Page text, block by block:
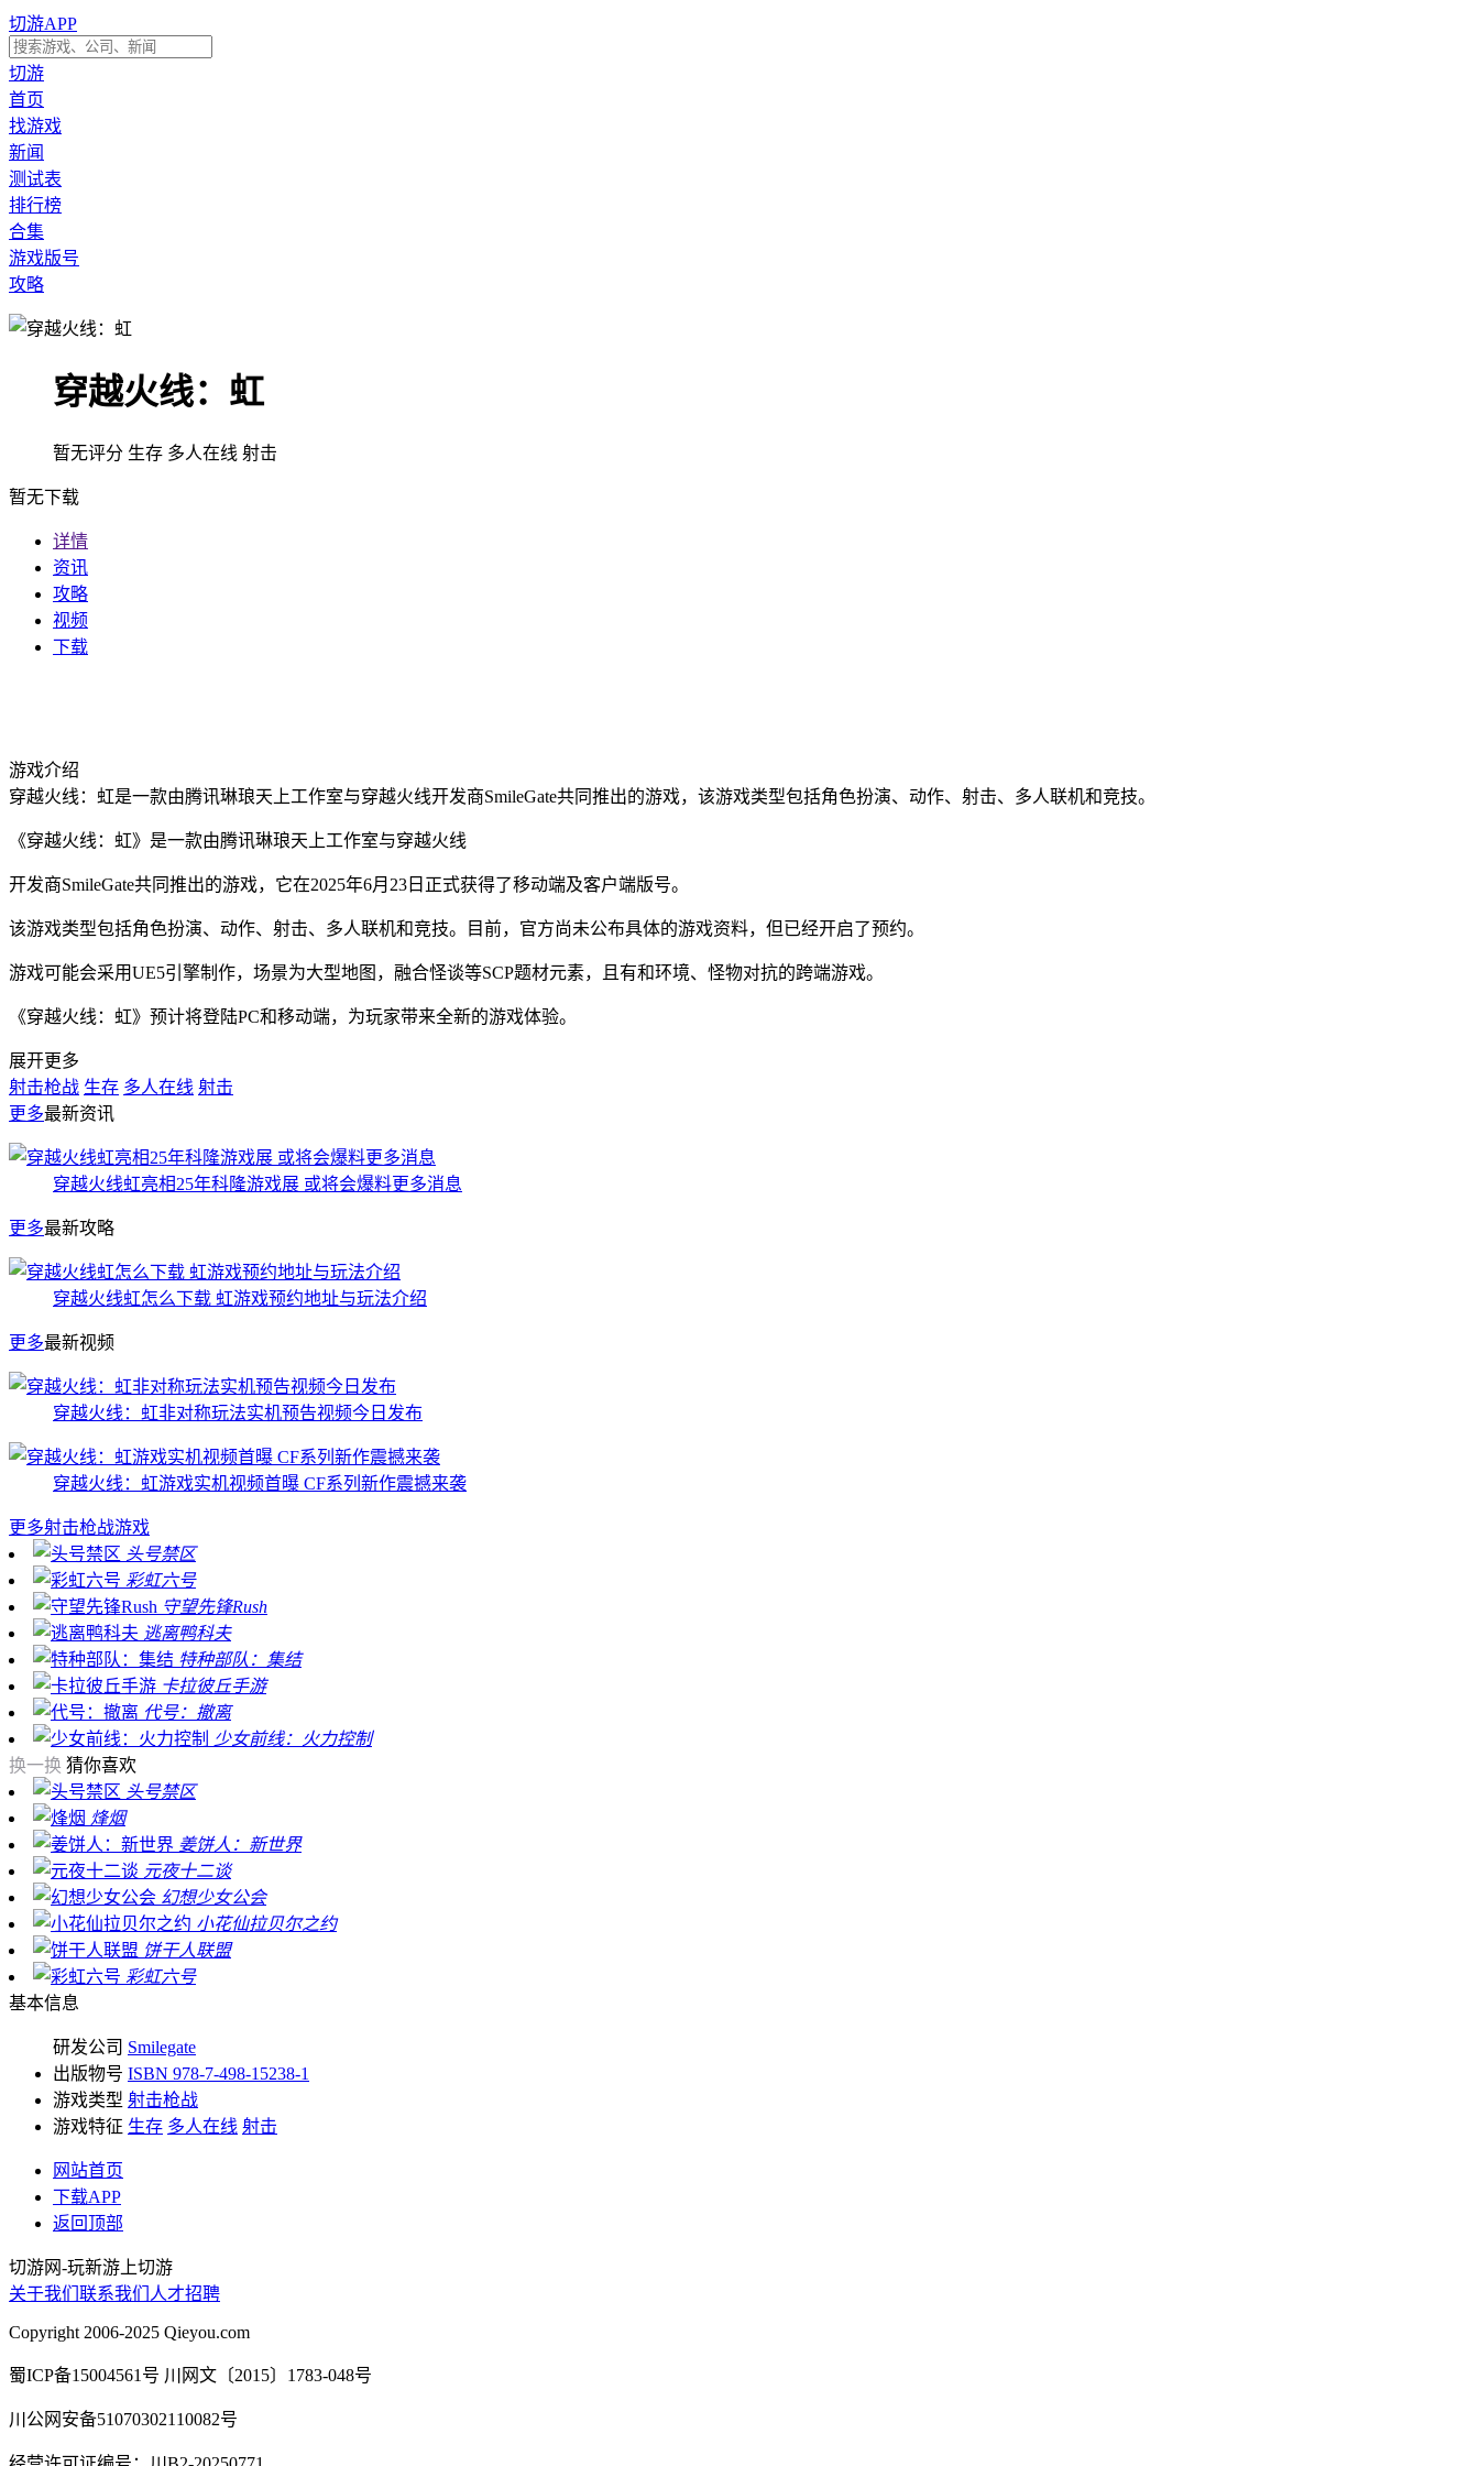
切游APP
切游
首页
找游戏
新闻
测试表
排行榜
合集
游戏版号
攻略
穿越火线：虹
暂无评分 生存 多人在线 射击
暂无下载
详情
资讯
攻略
视频
下载
游戏介绍
穿越火线：虹是一款由腾讯琳琅天上工作室与穿越火线开发商SmileGate共同推出的游戏，该游戏类型包括角色扮演、动作、射击、多人联机和竞技。
《穿越火线：虹》是一款由腾讯琳琅天上工作室与穿越火线
开发商SmileGate共同推出的游戏，它在2025年6月23日正式获得了移动端及客户端版号。
该游戏类型包括角色扮演、动作、射击、多人联机和竞技。目前，官方尚未公布具体的游戏资料，但已经开启了预约。
游戏可能会采用UE5引擎制作，场景为大型地图，融合怪谈等SCP题材元素，且有和环境、怪物对抗的跨端游戏。
《穿越火线：虹》预计将登陆PC和移动端，为玩家带来全新的游戏体验。
展开更多
射击枪战 生存 多人在线 射击
更多最新资讯
穿越火线虹亮相25年科隆游戏展 或将会爆料更多消息
更多最新攻略
穿越火线虹怎么下载 虹游戏预约地址与玩法介绍
更多最新视频
穿越火线：虹非对称玩法实机预告视频今日发布
穿越火线：虹游戏实机视频首曝 CF系列新作震撼来袭
更多射击枪战游戏
头号禁区
彩虹六号
守望先锋Rush
逃离鸭科夫
特种部队：集结
卡拉彼丘手游
代号：撤离
少女前线：火力控制
换一换 猜你喜欢
头号禁区
烽烟
姜饼人：新世界
元夜十二谈
幻想少女公会
小花仙拉贝尔之约
饼干人联盟
彩虹六号
基本信息
研发公司 Smilegate
出版物号 ISBN 978-7-498-15238-1
游戏类型 射击枪战
游戏特征 生存 多人在线 射击
网站首页
下载APP
返回顶部
切游网-玩新游上切游
关于我们 联系我们 人才招聘
Copyright 2006-2025 Qieyou.com
蜀ICP备15004561号 川网文〔2015〕1783-048号
川公网安备51070302110082号